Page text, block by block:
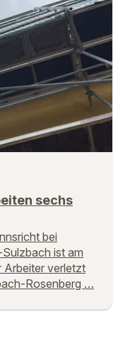
sechs
bei
ist am
Arbeiter verletzt
Rosenberg …